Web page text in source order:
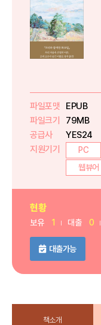
파일포맷
EPUB
파일크기
79MB
공급사
YES24
지원기기
PC
웹뷰어
현황
보유 1 대출 0
대출가능
책소개